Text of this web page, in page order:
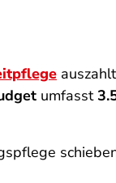
umfasst